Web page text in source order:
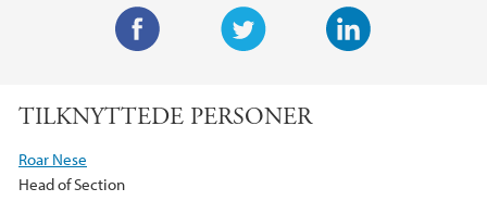
i
TILKNYTTEDE PERSONER
Roar Nese
Head of Section